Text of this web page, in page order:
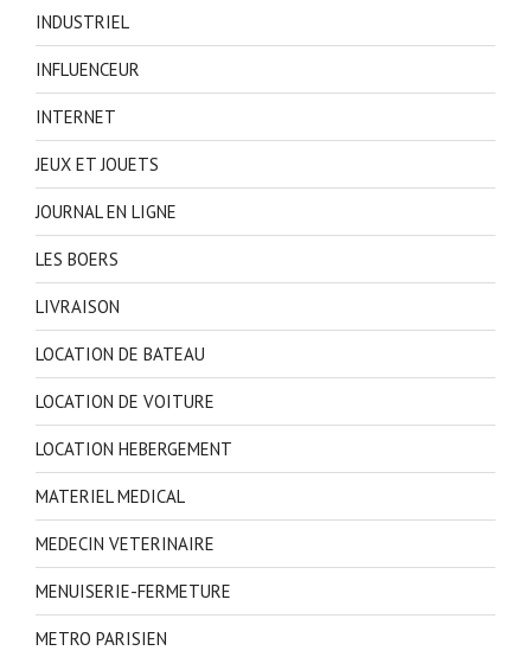
INDUSTRIEL
INFLUENCEUR
INTERNET
JEUX ET JOUETS
JOURNAL EN LIGNE
LES BOERS
LIVRAISON
LOCATION DE BATEAU
LOCATION DE VOITURE
LOCATION HEBERGEMENT
MATERIEL MEDICAL
MEDECIN VETERINAIRE
MENUISERIE-FERMETURE
METRO PARISIEN